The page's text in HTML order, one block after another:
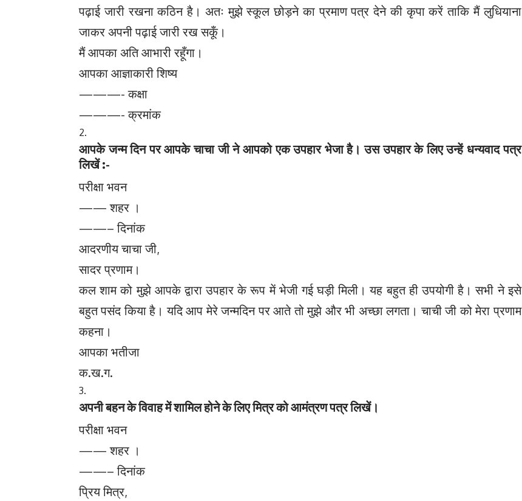
पढ़ाई जारी रखना कठिन है। अतः मुझे स्कूल छोड़ने का प्रमाण पत्र देने की कृपा करें ताकि मैं लुधियाना
जाकर अपनी पढ़ाई जारी रख सकूँ।
मैं आपका अति आभारी रहूँगा।
आपका आज्ञाकारी शिष्य
———- कक्षा
———- क्रमांक
आपके जन्म दिन पर आपके चाचा जी ने आपको एक उपहार भेजा है। उस उपहार के लिए उन्हें धन्यवाद पत्र
लिखें :-
परीक्षा भवन
—— शहर ।
——– दिनांक
आदरणीय चाचा जी,
सादर प्रणाम।
कल शाम को मुझे आपके द्वारा उपहार के रूप में भेजी गई घड़ी मिली। यह बहुत ही उपयोगी है। सभी ने इसे
बहुत पसंद किया है। यदि आप मेरे जन्मदिन पर आते तो मुझे और भी अच्छा लगता। चाची जी को मेरा प्रणाम
कहना।
आपका भतीजा
क.ख.ग.
अपनी बहन के विवाह में शामिल होने के लिए मित्र को आमंत्रण पत्र लिखें।
परीक्षा भवन
—— शहर ।
——– दिनांक
प्रिय मित्र,